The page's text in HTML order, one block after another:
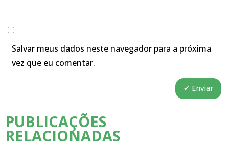
Salvar meus dados neste navegador para a próxima
vez que eu comentar.
PUBLICAÇÕES
RELACIONADAS